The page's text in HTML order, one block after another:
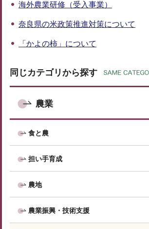
海外農業研修（受入事業）
奈良県の米政策推進対策について
「かよの柿」について
同じカテゴリから探す
農業
食と農
担い手育成
農地
農業振興・技術支援